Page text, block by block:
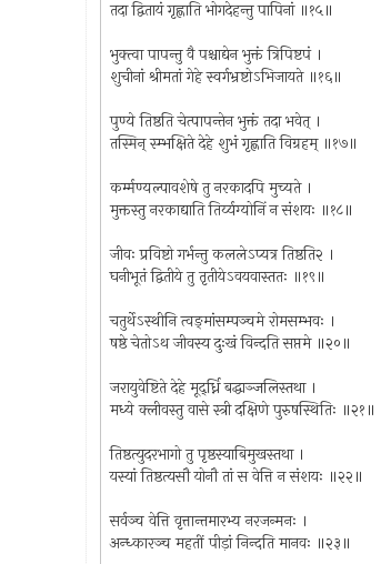
तदा द्वितायं गृह्णाति भोगदेहन्तु पापिनां ॥१५॥
भुक्त्वा पापन्तु वै पश्चाद्येन भुक्तं त्रिपिष्टपं ।
शुचीनां श्रीमतां गेहे स्वर्गभ्रष्टोऽभिजायते ॥१६॥
पुण्ये तिष्ठति चेत्पापन्तेन भुक्तं तदा भवेत् ।
तस्मिन् स्म्भक्षिते देहे शुभं गृह्णाति विग्रहम् ॥१७॥
कर्म्मण्यल्पावशेषे तु नरकादपि मुच्यते ।
मुक्तस्तु नरकाद्याति तिर्य्यग्योनिं न संशयः ॥१८॥
जीवः प्रविष्टो गर्भन्तु कललेऽप्यत्र तिष्ठति२ ।
घनीभूतं द्वितीये तु तृतीयेऽवयवास्ततः ॥१९॥
चतुर्थेऽस्थीनि त्वङ्‌मांसम्पञ्चमे रोमसम्भवः ।
षष्ठे चेतोऽथ जीवस्य दुःखं विन्दति सप्तमे ॥२०॥
जरायुवेष्टिते देहे मूद्‌र्ध्नि बद्धाञ्जलिस्तथा ।
मध्ये क्लीवस्तु वासे स्त्री दक्षिणे पुरुषस्थितिः ॥२१॥
तिष्ठत्युदरभागो तु पृष्ठस्याबिमुखस्तथा ।
यस्यां तिष्ठत्यसौ योनौ तां स वेत्ति न संशयः ॥२२॥
सर्वञ्च वेत्ति वृत्तान्तमारभ्य नरजन्मनः ।
अन्ध्कारञ्च महतीं पीड़ां निन्दति मानवः ॥२३॥